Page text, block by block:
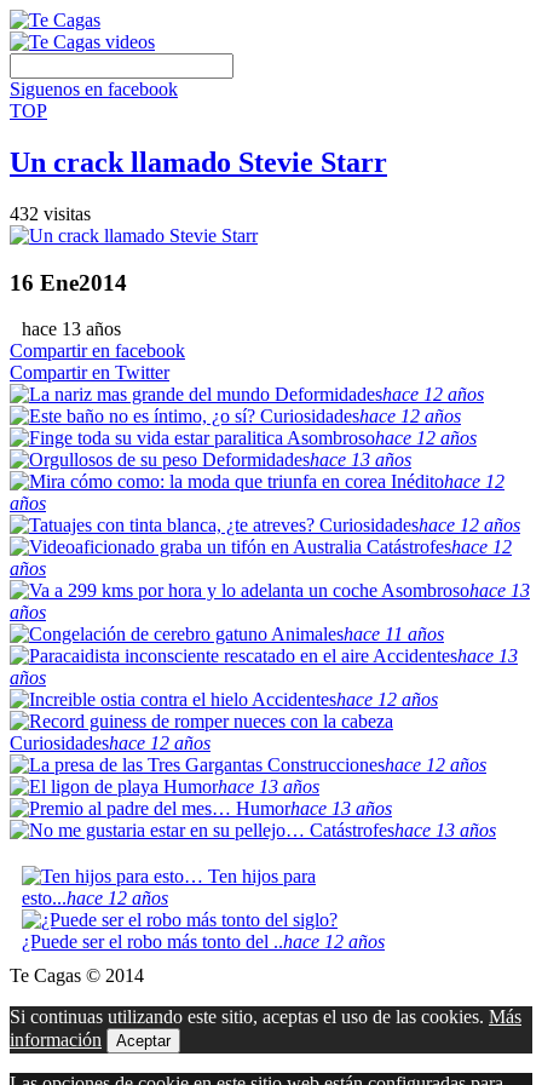
Siguenos en facebook
TOP
Un crack llamado Stevie Starr
432 visitas
16 Ene2014
hace 13 años
Compartir en facebook
Compartir en Twitter
Deformidadeshace 12 años
Curiosidadeshace 12 años
Asombrosohace 12 años
Deformidadeshace 13 años
Inéditohace 12
años
Curiosidadeshace 12 años
Catástrofeshace 12
años
Asombrosohace 13
años
Animaleshace 11 años
Accidenteshace 13
años
Accidenteshace 12 años
Curiosidadeshace 12 años
Construccioneshace 12 años
Humorhace 13 años
Humorhace 13 años
Catástrofeshace 13 años
Ten hijos para
esto...hace 12 años
¿Puede ser el robo más tonto del ..hace 12 años
Te Cagas © 2014
Si continuas utilizando este sitio, aceptas el uso de las cookies. Más
información
Aceptar